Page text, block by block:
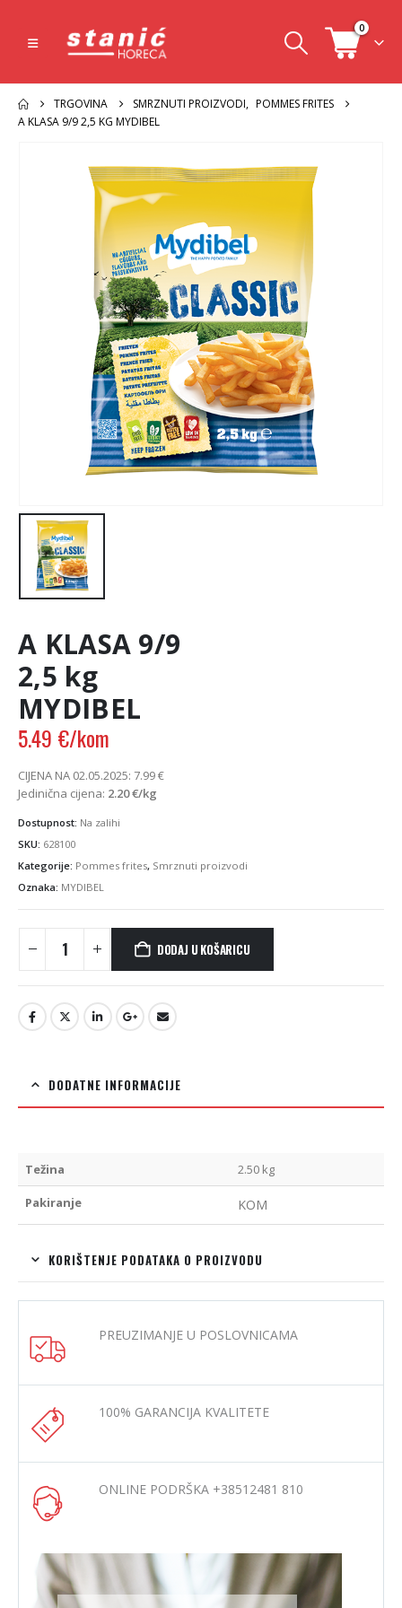
0
TRGOVINA SMRZNUTI PROIZVODI, POMMES FRITES
A KLASA 9/9 2,5 KG MYDIBEL
A KLASA 9/9
2,5 kg
MYDIBEL
5.49 €/kom
CIJENA NA 02.05.2025: 7.99€
Jedinična cijena: 2.20€/kg
Dostupnost: Na zalihi
SKU: 628100
Kategorije: Pommes frites, Smrznuti proizvodi
Oznaka: MYDIBEL
DODAJ U KOŠARICU
DODATNE INFORMACIJE
Težina 2.50 kg
Pakiranje KOM
KORIŠTENJE PODATAKA O PROIZVODU
PREUZIMANJE U POSLOVNICAMA
100% GARANCIJA KVALITETE
ONLINE PODRŠKA +38512481 810